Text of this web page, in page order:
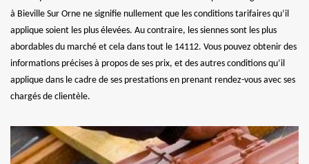
à Bieville Sur Orne ne signifie nullement que les conditions tarifaires qu’il
applique soient les plus élevées. Au contraire, les siennes sont les plus
abordables du marché et cela dans tout le 14112. Vous pouvez obtenir des
informations précises à propos de ses prix, et des autres conditions qu’il
applique dans le cadre de ses prestations en prenant rendez-vous avec ses
chargés de clientèle.